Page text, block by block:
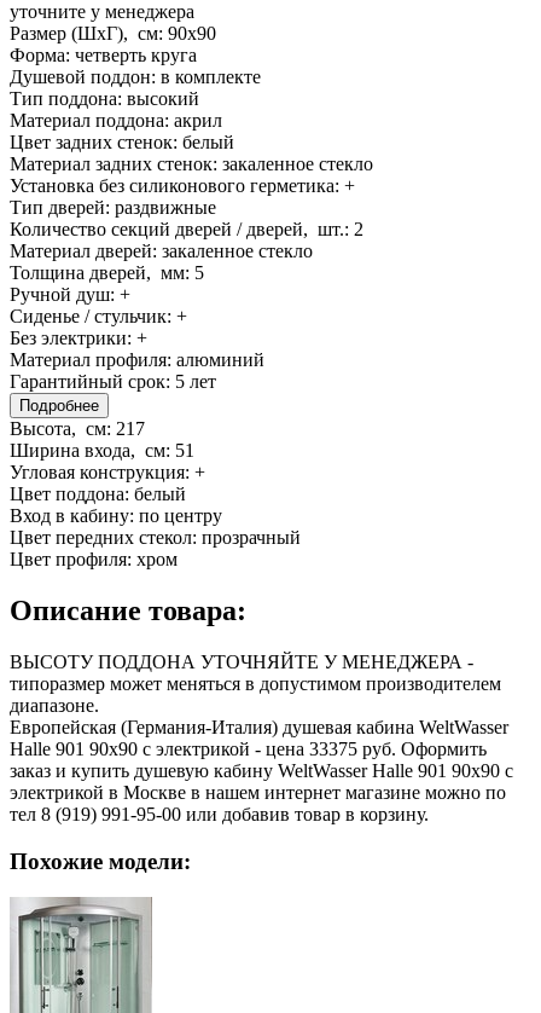
уточните у менеджера
Размер (ШхГ), см: 90x90
Форма: четверть круга
Душевой поддон: в комплекте
Тип поддона: высокий
Материал поддона: акрил
Цвет задних стенок: белый
Материал задних стенок: закаленное стекло
Установка без силиконового герметика: +
Тип дверей: раздвижные
Количество секций дверей / дверей, шт.: 2
Материал дверей: закаленное стекло
Толщина дверей, мм: 5
Ручной душ: +
Сиденье / стульчик: +
Без электрики: +
Материал профиля: алюминий
Гарантийный срок: 5 лет
Подробнее
Высота, см: 217
Ширина входа, см: 51
Угловая конструкция: +
Цвет поддона: белый
Вход в кабину: по центру
Цвет передних стекол: прозрачный
Цвет профиля: хром
Описание товара:
ВЫСОТУ ПОДДОНА УТОЧНЯЙТЕ У МЕНЕДЖЕРА -
типоразмер может меняться в допустимом производителем
диапазоне.
Европейская (Германия-Италия) душевая кабина WeltWasser
Halle 901 90х90 с электрикой - цена 33375 руб. Оформить
заказ и купить душевую кабину WeltWasser Halle 901 90х90 с
электрикой в Москве в нашем интернет магазине можно по
тел 8 (919) 991-95-00 или добавив товар в корзину.
Похожие модели: